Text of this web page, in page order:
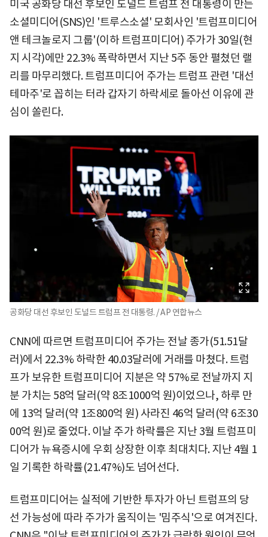
미국 공화당 대선 후보인 도널드 트럼프 전 대통령이 만든
소셜미디어(SNS)인 '트루스소셜' 모회사인 '트럼프미디어
앤 테크놀로지 그룹'(이하 트럼프미디어) 주가가 30일(현
지 시각)에만 22.3% 폭락하면서 지난 5주 동안 펼쳤던 랠
리를 마무리했다. 트럼프미디어 주가는 트럼프 관련 '대선
테마주'로 꼽히는 터라 갑자기 하락세로 돌아선 이유에 관
심이 쏠린다.
공화당 대선 후보인 도널드 트럼프 전 대통령. / AP 연합뉴스
CNN에 따르면 트럼프미디어 주가는 전날 종가(51.51달
러)에서 22.3% 하락한 40.03달러에 거래를 마쳤다. 트럼
프가 보유한 트럼프미디어 지분은 약 57%로 전날까지 지
분 가치는 58억 달러(약 8조1000억 원)이었으나, 하루 만
에 13억 달러(약 1조800억 원) 사라진 46억 달러(약 6조30
00억 원)로 줄었다. 이날 주가 하락률은 지난 3월 트럼프미
디어가 뉴욕증시에 우회 상장한 이후 최대치다. 지난 4월 1
일 기록한 하락률(21.47%)도 넘어선다.
트럼프미디어는 실적에 기반한 투자가 아닌 트럼프의 당
선 가능성에 따라 주가가 움직이는 '밈주식'으로 여겨진다.